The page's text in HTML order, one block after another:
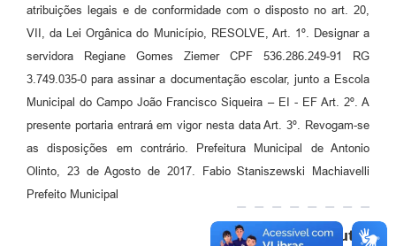
Programa para Cotações de Preços
Carta de serviço ao usuario
Programa para Elaboração de Proposta
Resoluções
Portarias
Leis
atribuições legais e de conformidade com o disposto no art. 20,
VII, da Lei Orgânica do Município, RESOLVE, Art. 1º. Designar a
servidora Regiane Gomes Ziemer CPF 536.286.249-91 RG
3.749.035-0 para assinar a documentação escolar, junto a Escola
Municipal do Campo João Francisco Siqueira – EI - EF Art. 2º. A
presente portaria entrará em vigor nesta data Art. 3º. Revogam-se
as disposições em contrário. Prefeitura Municipal de Antonio
Olinto, 23 de Agosto de 2017. Fabio Staniszewski Machiavelli
Prefeito Municipal
Autor